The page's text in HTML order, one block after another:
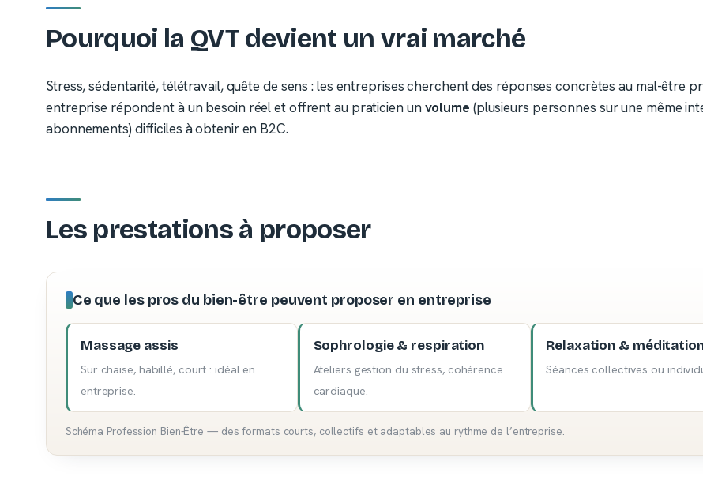
Pourquoi la QVT devient un vrai marché
Stress, sédentarité, télétravail, quête de sens : les entreprises cherchent des réponses concrètes au mal-être
entreprise répondent à un besoin réel et offrent au praticien unvolume (plusieurs personnes sur une même
abonnements) difficiles à obtenir en B2C.
Les prestations à proposer
Ce que les pros du bien-être peuvent proposer en entreprise
Massage assis
Sur chaise, habillé, court : idéal en
entreprise.
Sophrologie & respiration
Ateliers gestion du stress, cohérence
cardiaque.
Relaxation &
Séances collectives ou
Schéma Profession Bien-Être — des formats courts, collectifs et adaptables au rythme de l’entreprise.